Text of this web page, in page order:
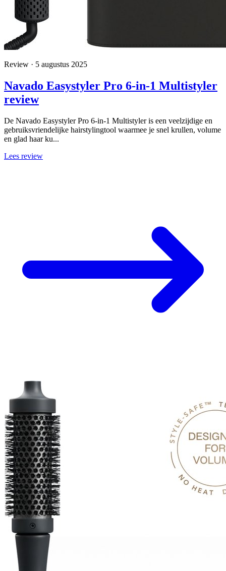
Review · 5 augustus 2025
Navado Easystyler Pro 6-in-1 Multistyler
review
De Navado Easystyler Pro 6-in-1 Multistyler is een veelzijdige en
gebruiksvriendelijke hairstylingtool waarmee je snel krullen, volume
en glad haar ku...
Lees review